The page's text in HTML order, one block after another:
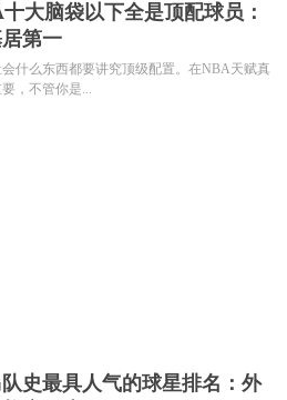
似乎就是魔术师了。天勾
大脑袋以下全是顶配球员：
第一
什么东西都要讲究顶级配置。在NBA天赋真
，不管你是...
史最具人气的球星排名：外